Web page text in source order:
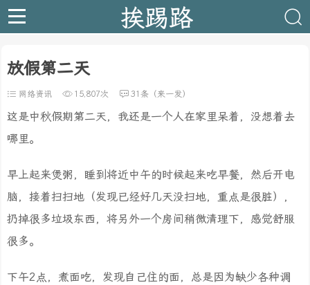
挨踢路
放假第二天
网络资讯 15,807次 31条（来一发）
这是中秋假期第二天，我还是一个人在家里呆着，没想着去
哪里。
早上起来煲粥，睡到将近中午的时候起来吃早餐，然后开电
脑，接着扫扫地（发现已经好几天没扫地，重点是很脏），
扔掉很多垃圾东西，将另外一个房间稍微清理下，感觉舒服
很多。
下午2点，煮面吃，发现自己住的面，总是因为缺少各种调